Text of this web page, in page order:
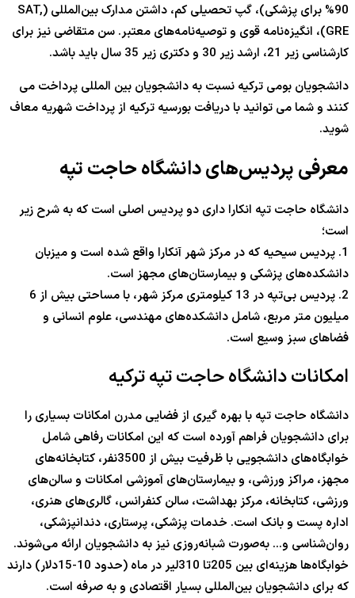
90%
برای پزشکی)، گپ تحصیلی کم، داشتن مدارک بین‌المللی (SAT,
GRE)، انگیزه‌نامه قوی و توصیه‌نامه‌های معتبر. سن متقاضی نیز برای
کارشناسی زیر 21، ارشد زیر 30 و دکتری زیر 35 سال باید باشد.
دانشجویان بومی ترکیه نسبت به دانشجویان بین المللی پرداخت می
کنند و شما می توانید با دریافت بورسیه ترکیه از پرداخت شهریه معاف
شوید.
معرفی پردیس‌های دانشگاه حاجت تپه
دانشگاه حاجت تپه انکارا داری دو پردیس اصلی است که به شرح زیر
است؛
1. پردیس سیحیه که در مرکز شهر آنکارا واقع شده است و میزبان
دانشکده‌های پزشکی و بیمارستان‌های مجهز است.
2. پردیس بی‌تپه در 13 کیلومتری مرکز شهر، با مساحتی بیش از 6
میلیون متر مربع، شامل دانشکده‌های مهندسی، علوم انسانی و
فضاهای سبز وسیع است.
امکانات دانشگاه حاجت تپه ترکیه
دانشگاه حاجت تپه با بهره گیری از فضایی مدرن امکانات بسیاری را
برای دانشجویان فراهم آورده است که این امکانات رفاهی شامل
خوابگاه‌های دانشجویی با ظرفیت بیش از 3500نفر، کتابخانه‌های
مجهز، مراکز ورزشی، و بیمارستان‌های آموزشی امکانات و سالن‌های
ورزشی، کتابخانه، مرکز بهداشت، سالن کنفرانس، گالری‌های هنری،
اداره پست و بانک است. خدمات پزشکی، پرستاری، دندانپزشکی،
روان‌شناسی و… به‌صورت شبانه‌روزی نیز به دانشجویان ارائه می‌شوند.
خوابگاه‌ها هزینه‌ای بین 205تا 310لیر در ماه (حدود 10-15دلار) دارند
که برای دانشجویان بین‌المللی بسیار اقتصادی و به صرفه است.